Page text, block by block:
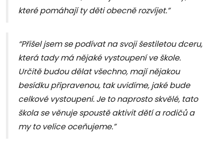
které pomáhají ty děti obecně rozvíjet.”
“Přišel jsem se podívat na svoji šestiletou dceru,
která tady má nějaké vystoupení ve škole.
Určitě budou dělat všechno, mají nějakou
besídku připravenou, tak uvidíme, jaké bude
celkové vystoupení. Je to naprosto skvělé, tato
škola se věnuje spoustě aktivit dětí a rodičů a
my to velice oceňujeme.”